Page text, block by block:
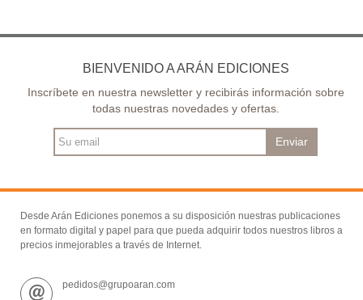
BIENVENIDO A ARÁN EDICIONES
Inscríbete en nuestra newsletter y recibirás información sobre
todas nuestras novedades y ofertas.
Enviar
Desde Arán Ediciones ponemos a su disposición nuestras publicaciones
en formato digital y papel para que pueda adquirir todos nuestros libros a
precios inmejorables a través de Internet.
pedidos@grupoaran.com